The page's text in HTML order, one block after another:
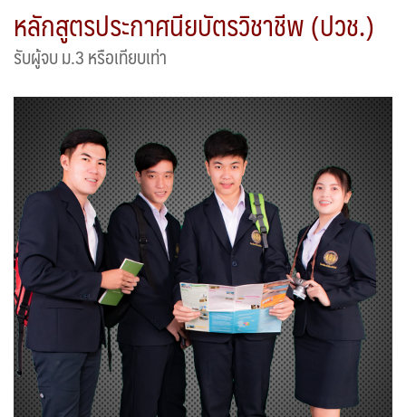
หลักสูตรประกาศนียบัตรวิชาชีพ (ปวช.)
รับผู้จบ ม.3 หรือเทียบเท่า